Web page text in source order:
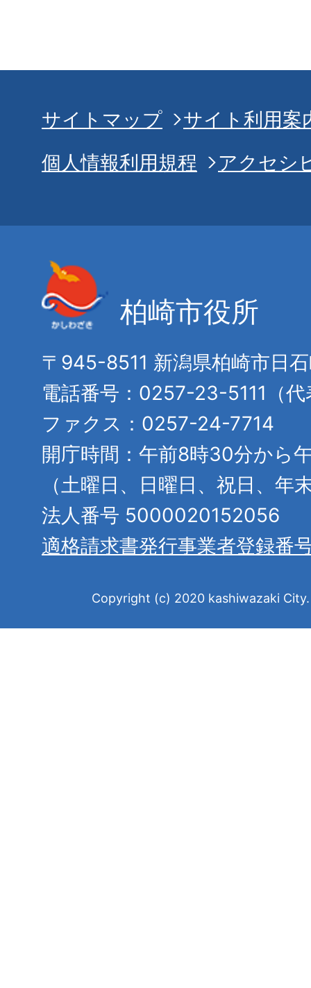
サイトマップ
サイト利用案
個人情報利用規程
アクセシ
柏崎市役所
〒945-8511 新潟県柏崎市日
電話番号：0257-23-5111（代
ファクス：0257-24-7714
開庁時間：午前8時30分から
（土曜日、日曜日、祝日、年
法人番号 5000020152056
適格請求書発行事業者登録番
Copyright (c) 2020 kashiwazaki